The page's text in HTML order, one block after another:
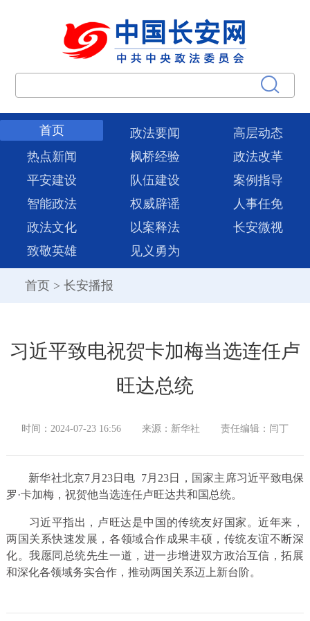
首页 政法要闻
高层动态
热点新闻
枫桥经验
政法改革
平安建设
队伍建设
案例指导
智能政法
权威辟谣
人事任免
政法文化
以案释法
长安微视
致敬英雄
见义勇为
首页 > 长安播报
习近平致电祝贺卡加梅当选连任卢
旺达总统
时间：2024-07-23 16:56 来源：新华社 责任编辑：闫丁
新华社北京7月23日电 7月23日，国家主席习近平致电保
罗·卡加梅，祝贺他当选连任卢旺达共和国总统。
习近平指出，卢旺达是中国的传统友好国家。近年来，
两国关系快速发展，各领域合作成果丰硕，传统友谊不断深
化。我愿同总统先生一道，进一步增进双方政治互信，拓展
和深化各领域务实合作，推动两国关系迈上新台阶。